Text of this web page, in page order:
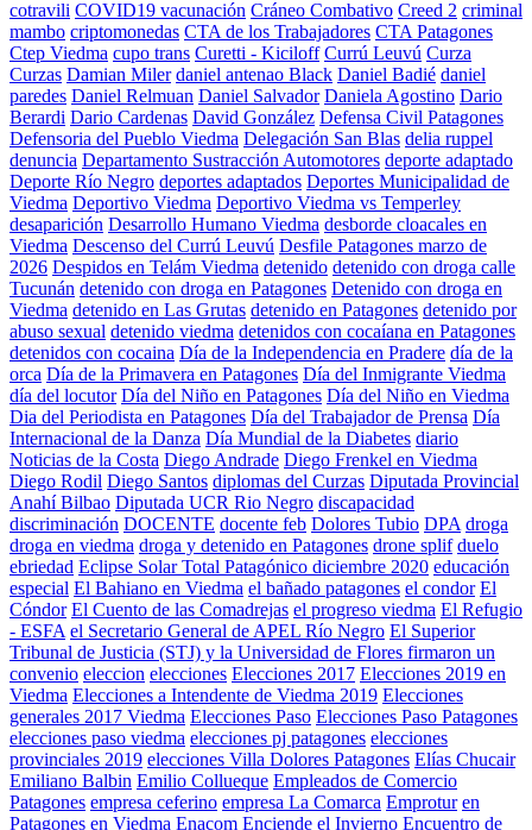
cotravili COVID19 vacunación Cráneo Combativo Creed 2 criminal
mambo criptomonedas CTA de los Trabajadores CTA Patagones
Ctep Viedma cupo trans Curetti - Kiciloff Currú Leuvú Curza
Curzas Damian Miler daniel antenao Black Daniel Badié daniel
paredes Daniel Relmuan Daniel Salvador Daniela Agostino Dario
Berardi Dario Cardenas David González Defensa Civil Patagones
Defensoria del Pueblo Viedma Delegación San Blas delia ruppel
denuncia Departamento Sustracción Automotores deporte adaptado
Deporte Río Negro deportes adaptados Deportes Municipalidad de
Viedma Deportivo Viedma Deportivo Viedma vs Temperley
desaparición Desarrollo Humano Viedma desborde cloacales en
Viedma Descenso del Currú Leuvú Desfile Patagones marzo de
2026 Despidos en Telám Viedma detenido detenido con droga calle
Tucunán detenido con droga en Patagones Detenido con droga en
Viedma detenido en Las Grutas detenido en Patagones detenido por
abuso sexual detenido viedma detenidos con cocaíana en Patagones
detenidos con cocaina Día de la Independencia en Pradere día de la
orca Día de la Primavera en Patagones Día del Inmigrante Viedma
día del locutor Día del Niño en Patagones Día del Niño en Viedma
Dia del Periodista en Patagones Día del Trabajador de Prensa Día
Internacional de la Danza Día Mundial de la Diabetes diario
Noticias de la Costa Diego Andrade Diego Frenkel en Viedma
Diego Rodil Diego Santos diplomas del Curzas Diputada Provincial
Anahí Bilbao Diputada UCR Rio Negro discapacidad
discriminación DOCENTE docente feb Dolores Tubio DPA droga
droga en viedma droga y detenido en Patagones drone splif duelo
ebriedad Eclipse Solar Total Patagónico diciembre 2020 educación
especial El Bahiano en Viedma el bañado patagones el condor El
Cóndor El Cuento de las Comadrejas el progreso viedma El Refugio
- ESFA el Secretario General de APEL Río Negro El Superior
Tribunal de Justicia (STJ) y la Universidad de Flores firmaron un
convenio eleccion elecciones Elecciones 2017 Elecciones 2019 en
Viedma Elecciones a Intendente de Viedma 2019 Elecciones
generales 2017 Viedma Elecciones Paso Elecciones Paso Patagones
elecciones paso viedma elecciones pj patagones elecciones
provinciales 2019 elecciones Villa Dolores Patagones Elías Chucair
Emiliano Balbin Emilio Collueque Empleados de Comercio
Patagones empresa ceferino empresa La Comarca Emprotur en
Patagones en Viedma Enacom Enciende el Invierno Encuentro de